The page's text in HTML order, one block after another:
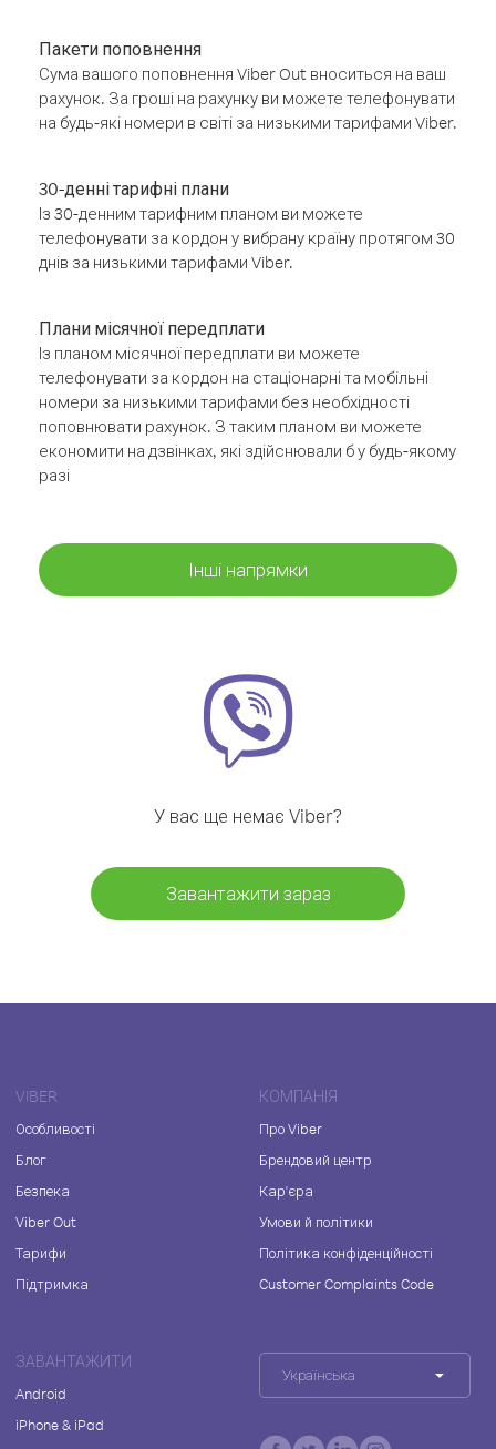
Пакети поповнення
Сума вашого поповнення Viber Out вноситься на ваш
рахунок. За гроші на рахунку ви можете телефонувати
на будь-які номери в світі за низькими тарифами Viber.
30-денні тарифні плани
Із 30-денним тарифним планом ви можете
телефонувати за кордон у вибрану країну протягом 30
днів за низькими тарифами Viber.
Плани місячної передплати
Із планом місячної передплати ви можете
телефонувати за кордон на стаціонарні та мобільні
номери за низькими тарифами без необхідності
поповнювати рахунок. З таким планом ви можете
економити на дзвінках, які здійснювали б у будь-якому
разі
Інші напрямки
У вас ще немає Viber?
Завантажити зараз
VIBER
Особливості
Блог
Безпека
Viber Out
Тарифи
Підтримка
КОМПАНІЯ
Про Viber
Брендовий центр
Кар'єра
Умови й політики
Політика конфіденційності
Customer Complaints Code
ЗАВАНТАЖИТИ
Android
iPhone & iPad
Українська